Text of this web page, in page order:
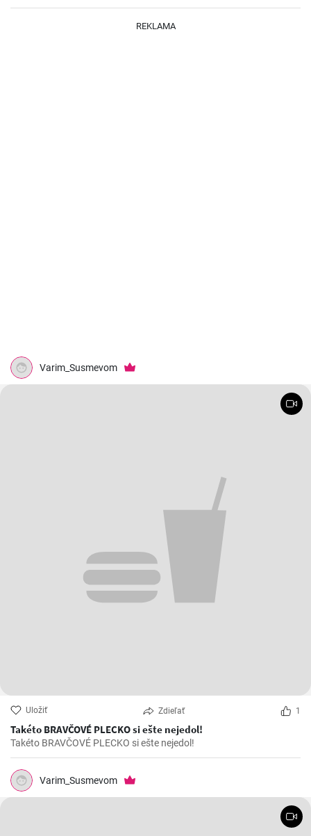
REKLAMA
Varim_Susmevom
Uložiť Zdieľať 1
Takéto BRAVČOVÉ PLECKO si ešte nejedol!
Takéto BRAVČOVÉ PLECKO si ešte nejedol!
Varim_Susmevom